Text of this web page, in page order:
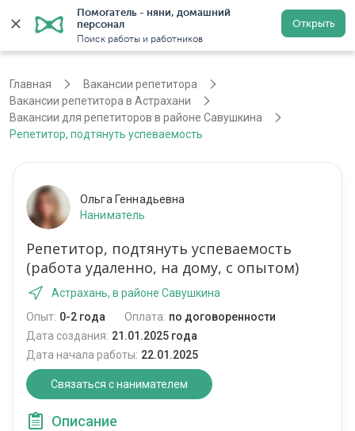
Помогатель - няни, домашний
персонал
Поиск работы и работников
Открыть
Астрахань Регистрация
Главная
Вакансии репетитора
Вакансии репетитора в Астрахани
Вакансии для репетиторов в районе Савушкина
Репетитор, подтянуть успеваемость
Ольга Геннадьевна
Наниматель
Репетитор, подтянуть успеваемость
(работа удаленно, на дому, с опытом)
Астрахань, в районе Савушкина
Опыт: 0-2 года Оплата: по договоренности
Дата создания: 21.01.2025 года
Дата начала работы: 22.01.2025
Связаться с нанимателем
Описание